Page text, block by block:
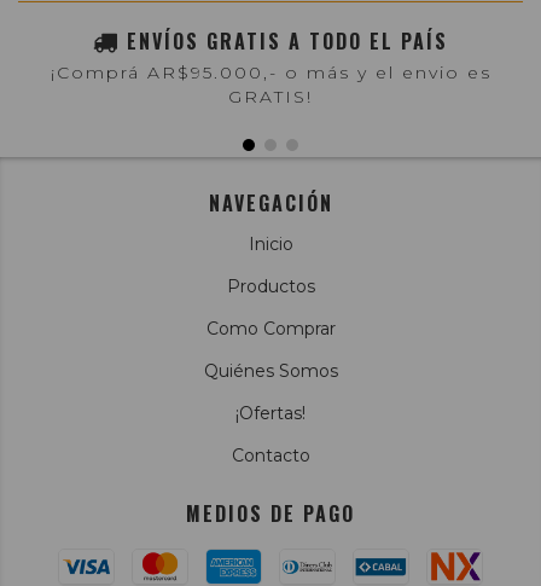
ENVÍOS GRATIS A TODO EL PAÍS
¡Comprá AR$95.000,- o más y el envio es
GRATIS!
NAVEGACIÓN
Inicio
Productos
Como Comprar
Quiénes Somos
¡Ofertas!
Contacto
MEDIOS DE PAGO